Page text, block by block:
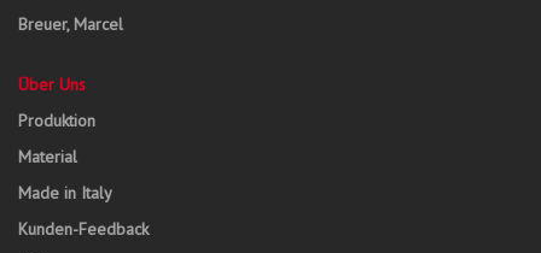
Breuer, Marcel
Über Uns
Produktion
Material
Made in Italy
Kunden-Feedback